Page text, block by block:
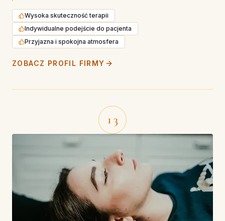
Wysoka skuteczność terapii
Indywidualne podejście do pacjenta
Przyjazna i spokojna atmosfera
ZOBACZ PROFIL FIRMY
13